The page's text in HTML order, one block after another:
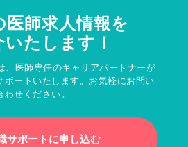
医師求人情報を
いたします！
、医師専任のキャリアパートナーが
ポートいたします。お気軽にお問い
わせください。
サポートに申し込む